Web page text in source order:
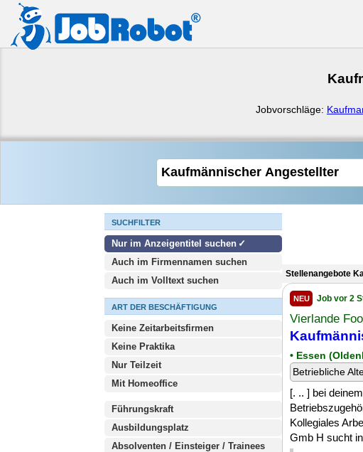
Jobvorschläge:
SUCHFILTER
Nur im Anzeigentitel suchen
Auch im Firmennamen suchen
Auch im Volltext suchen
ART DER BESCHÄFTIGUNG
Keine Zeitarbeitsfirmen
Keine Praktika
Nur Teilzeit
Mit Homeoffice
Führungskraft
Ausbildungsplatz
Absolventen / Einsteiger / Trainees
Stellenangebote
NEU Job vor 2
Vierlande
• Essen
Betriebliche
[. .. ] bei
Kollegiales
Gmb H sucht